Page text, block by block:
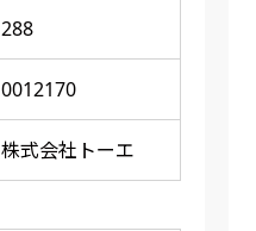
288
0012170
株式会社トーエ